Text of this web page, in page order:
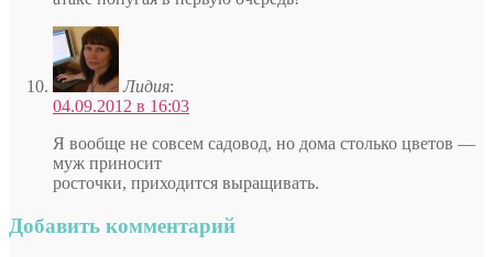
Лидия:
04.09.2012 в 16:03
Я вообще не совсем садовод, но дома столько цветов —
муж приносит
росточки, приходится выращивать.
Добавить комментарий